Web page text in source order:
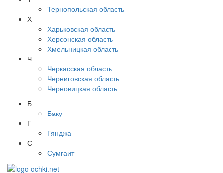
Тернопольская область
Х
Харьковская область
Херсонская область
Хмельницкая область
Ч
Черкасская область
Черниговская область
Черновицкая область
Б
Баку
Г
Гянджа
С
Сумгаит